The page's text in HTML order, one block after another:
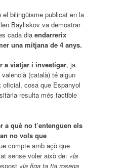
bilingüisme publicat en la
Bayliskov va demostrar
cada dia endarrerix
una mitjana de 4 anys.
a viatjar i investigar, ja
(català) té algun
oficial, cosa que Espanyol
resulta més factible
a què no t’entenguen els
no vols que
compte amb açò que
sense voler això de: «la
«la figa ta tia rosega